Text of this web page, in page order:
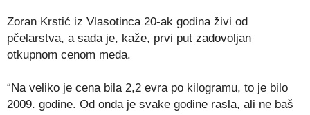
Zoran Krstić iz Vlasotinca 20-ak godina živi od
pčelarstva, a sada je, kaže, prvi put zadovoljan
otkupnom cenom meda.
“Na veliko je cena bila 2,2 evra po kilogramu, to je bilo
2009. godine. Od onda je svake godine rasla, ali ne baš